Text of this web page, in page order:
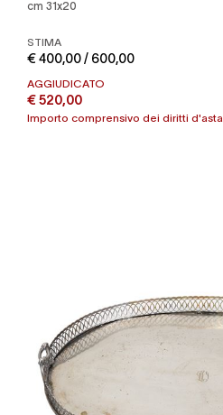
cm 31x20
STIMA
€ 400,00 / 600,00
AGGIUDICATO
€ 520,00
Importo comprensivo dei diritti d'asta